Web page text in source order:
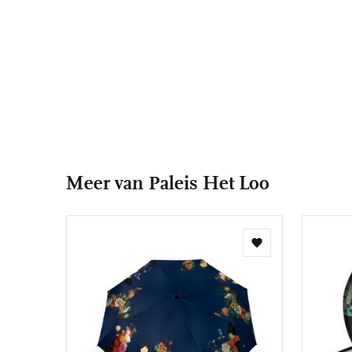
Meer van Paleis Het Loo
Toevoegen